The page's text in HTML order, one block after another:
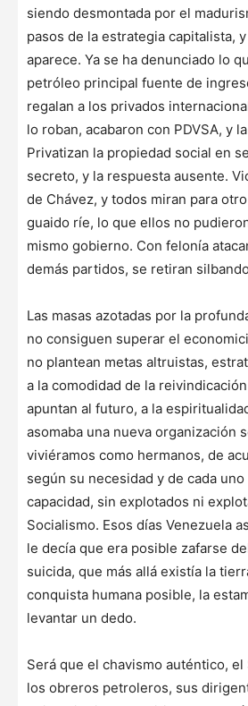
siendo desmontada por el
pasos de la estrategia capitalista,
aparece. Ya se ha denunciado lo
petróleo principal fuente de
regalan a los privados
lo roban, acabaron con PDVSA, y
Privatizan la propiedad social en
secreto, y la respuesta ausente.
de Chávez, y todos miran para
guaido ríe, lo que ellos no
mismo gobierno. Con felonía
demás partidos, se retiran
Las masas azotadas por la
no consiguen superar el
no plantean metas altruistas,
a la comodidad de la
apuntan al futuro, a la
asomaba una nueva organización
viviéramos como hermanos, de
según su necesidad y de cada
capacidad, sin explotados ni
Socialismo. Esos días Venezuela
le decía que era posible zafarse
suicida, que más allá existía la
conquista humana posible, la
levantar un dedo.
Será que el chavismo auténtico,
los obreros petroleros, sus